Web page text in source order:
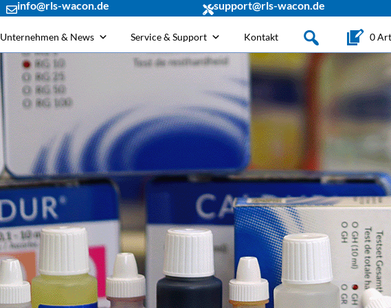
info@rls-wacon.de support@rls-wacon.de
Unternehmen & News Service & Support Kontakt 0